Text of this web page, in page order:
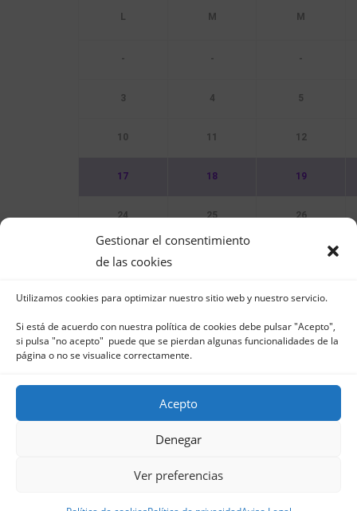
Gestionar el consentimiento
de las cookies
Utilizamos cookies para optimizar nuestro sitio web y nuestro servicio.
Si está de acuerdo con nuestra política de cookies debe pulsar "Acepto",
si pulsa "no acepto" puede que se pierdan algunas funcionalidades de la
página o no se visualice correctamente.
Acepto
Denegar
Ver preferencias
- - -
3 4 5
10 11 12
17 18 19
24 25 26
Sin Eventos
Club Naútico de Jávea - Muelle Norte s/n |